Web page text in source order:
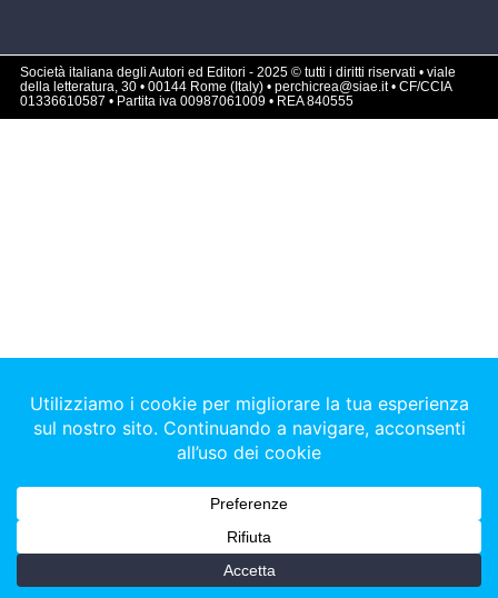
Società italiana degli Autori ed Editori - 2025 © tutti i diritti riservati • viale
della letteratura, 30 • 00144 Rome (Italy) • perchicrea@siae.it • CF/CCIA
01336610587 • Partita iva 00987061009 • REA 840555